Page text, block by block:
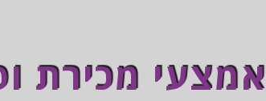
אמצעי מכירת